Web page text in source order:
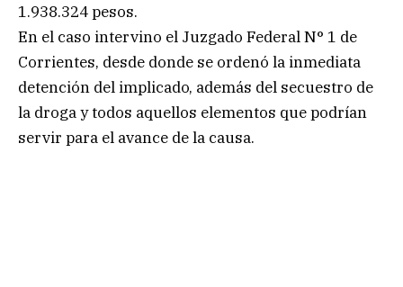
1.938.324 pesos.
En el caso intervino el Juzgado Federal N° 1 de
Corrientes, desde donde se ordenó la inmediata
detención del implicado, además del secuestro de
la droga y todos aquellos elementos que podrían
servir para el avance de la causa.